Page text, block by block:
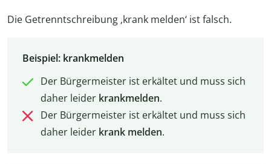
Die Getrenntschreibung ‚krank melden‘ ist falsch.
Beispiel: krankmelden
Der Bürgermeister ist erkältet und muss sich
daher leider krankmelden.
Der Bürgermeister ist erkältet und muss sich
daher leider krank melden.